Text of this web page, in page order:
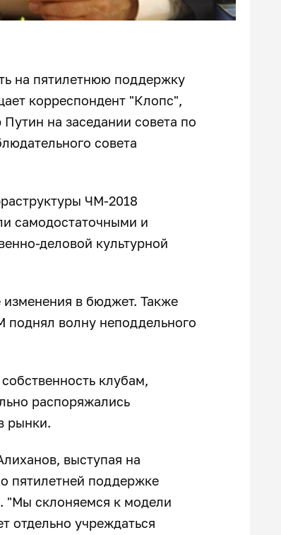
на пятилетнюю поддержку
корреспондент "Клопс",
на заседании совета по
совета
ЧМ-2018
самодостаточными и
деловой культурной
в бюджет. Также
поднял волну неподдельного
клубам,
распоряжались
рынки.
выступая на
пятилетней поддержке
"Мы склоняемся к модели
отдельно учреждаться